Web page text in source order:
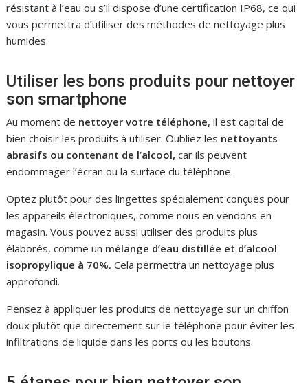
résistant à l’eau ou s’il dispose d’une certification IP68, ce qui
vous permettra d’utiliser des méthodes de nettoyage plus
humides.
Utiliser les bons produits pour nettoyer
son smartphone
Au moment de nettoyer votre téléphone, il est capital de
bien choisir les produits à utiliser. Oubliez les nettoyants
abrasifs ou contenant de l’alcool, car ils peuvent
endommager l’écran ou la surface du téléphone.
Optez plutôt pour des lingettes spécialement conçues pour
les appareils électroniques, comme nous en vendons en
magasin. Vous pouvez aussi utiliser des produits plus
élaborés, comme un mélange d’eau distillée et d’alcool
isopropylique à 70%. Cela permettra un nettoyage plus
approfondi.
Pensez à appliquer les produits de nettoyage sur un chiffon
doux plutôt que directement sur le téléphone pour éviter les
infiltrations de liquide dans les ports ou les boutons.